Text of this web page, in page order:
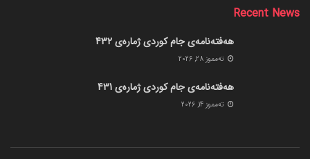
Recent News
هەفتەنامەی جام کوردی ژمارەی 432
ته‌مموز 28, 2026
هەفتەنامەی جام کوردی ژمارەی 431
ته‌مموز 14, 2026